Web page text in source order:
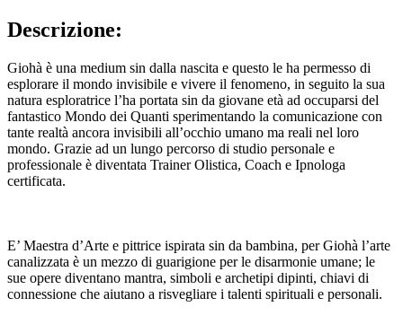
Descrizione:
Giohà è una medium sin dalla nascita e questo le ha permesso di
esplorare il mondo invisibile e vivere il fenomeno, in seguito la sua
natura esploratrice l’ha portata sin da giovane età ad occuparsi del
fantastico Mondo dei Quanti sperimentando la comunicazione con
tante realtà ancora invisibili all’occhio umano ma reali nel loro
mondo. Grazie ad un lungo percorso di studio personale e
professionale è diventata Trainer Olistica, Coach e Ipnologa
certificata.
E’ Maestra d’Arte e pittrice ispirata sin da bambina, per Giohà l’arte
canalizzata è un mezzo di guarigione per le disarmonie umane; le
sue opere diventano mantra, simboli e archetipi dipinti, chiavi di
connessione che aiutano a risvegliare i talenti spirituali e personali.